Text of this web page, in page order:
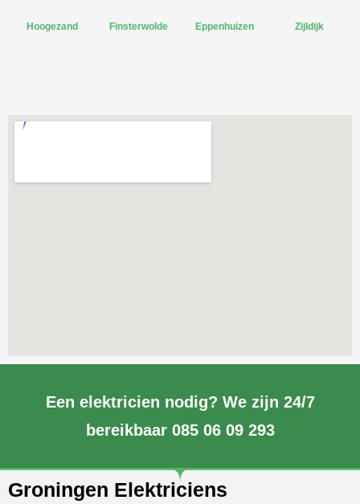
Hoogezand Finsterwolde Eppenhuizen Zijldijk
Een elektricien nodig? We zijn 24/7
bereikbaar 085 06 09 293
Groningen Elektriciens